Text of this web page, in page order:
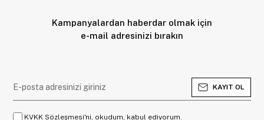
Kampanyalardan haberdar olmak için
e-mail adresinizi bırakın
KAYIT OL
KVKK Sözleşmesi'ni, okudum, kabul ediyorum.